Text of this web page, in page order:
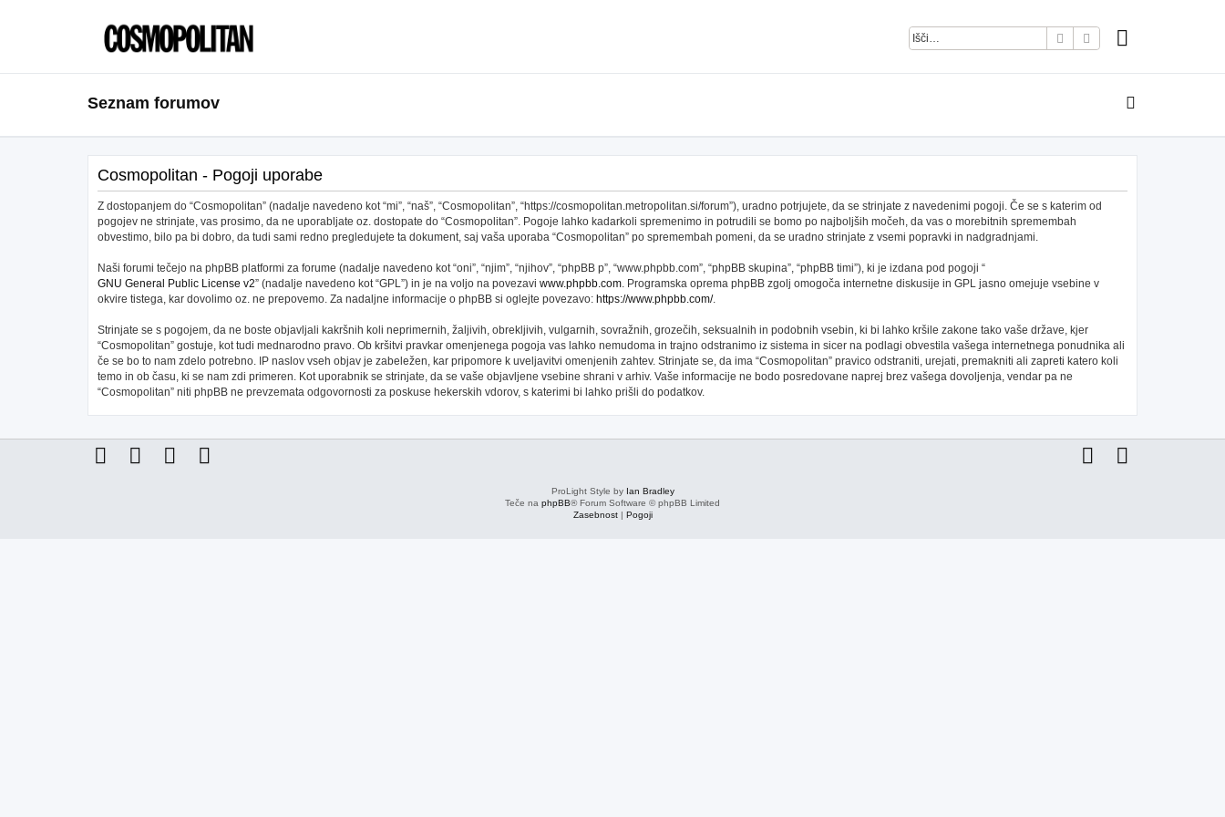
IskanjeNapredno iskanje
Seznam forumov
Cosmopolitan - Pogoji uporabe
Z dostopanjem do “Cosmopolitan” (nadalje navedeno kot “mi”, “naš”, “Cosmopolitan”, “https://cosmopolitan.metropolitan.si/forum”), uradno potrjujete, da se strinjate z navedenimi pogoji. Če se s katerim od
pogojev ne strinjate, vas prosimo, da ne uporabljate oz. dostopate do “Cosmopolitan”. Pogoje lahko kadarkoli spremenimo in potrudili se bomo po najboljših močeh, da vas o morebitnih spremembah
obvestimo, bilo pa bi dobro, da tudi sami redno pregledujete ta dokument, saj vaša uporaba “Cosmopolitan” po spremembah pomeni, da se uradno strinjate z vsemi popravki in nadgradnjami.
Naši forumi tečejo na phpBB platformi za forume (nadalje navedeno kot “oni”, “njim”, “njihov”, “phpBB p”, “www.phpbb.com”, “phpBB skupina”, “phpBB timi”), ki je izdana pod pogoji “
GNU General Public License v2” (nadalje navedeno kot “GPL”) in je na voljo na povezavi www.phpbb.com. Programska oprema phpBB zgolj omogoča internetne diskusije in GPL jasno omejuje vsebine v
okvire tistega, kar dovolimo oz. ne prepovemo. Za nadaljne informacije o phpBB si oglejte povezavo: https://www.phpbb.com/.
Strinjate se s pogojem, da ne boste objavljali kakršnih koli neprimernih, žaljivih, obrekljivih, vulgarnih, sovražnih, grozečih, seksualnih in podobnih vsebin, ki bi lahko kršile zakone tako vaše države, kjer
“Cosmopolitan” gostuje, kot tudi mednarodno pravo. Ob kršitvi pravkar omenjenega pogoja vas lahko nemudoma in trajno odstranimo iz sistema in sicer na podlagi obvestila vašega internetnega ponudnika ali
če se bo to nam zdelo potrebno. IP naslov vseh objav je zabeležen, kar pripomore k uveljavitvi omenjenih zahtev. Strinjate se, da ima “Cosmopolitan” pravico odstraniti, urejati, premakniti ali zapreti katero koli
temo in ob času, ki se nam zdi primeren. Kot uporabnik se strinjate, da se vaše objavljene vsebine shrani v arhiv. Vaše informacije ne bodo posredovane naprej brez vašega dovoljenja, vendar pa ne
“Cosmopolitan” niti phpBB ne prevzemata odgovornosti za poskuse hekerskih vdorov, s katerimi bi lahko prišli do podatkov.
ProLight Style by Ian Bradley
Teče na phpBB® Forum Software © phpBB Limited
Zasebnost| Pogoji